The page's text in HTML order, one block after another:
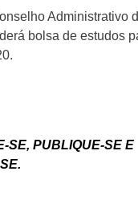
Administrativo
bolsa de estudos
SE, PUBLIQUE-SE E